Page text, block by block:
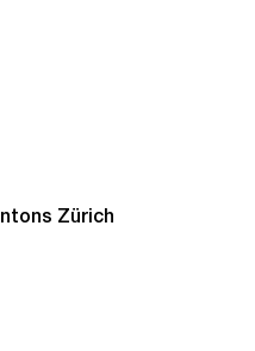
Zürich